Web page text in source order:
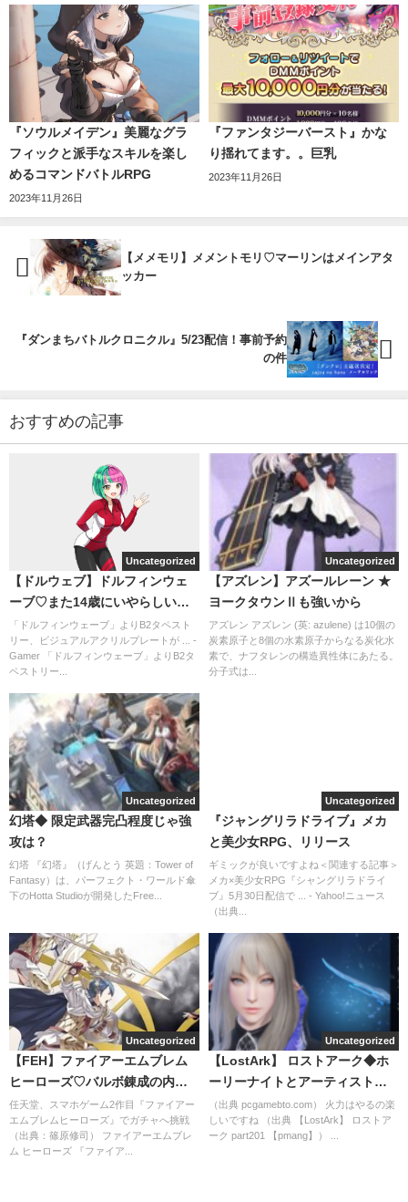
『ソウルメイデン』美麗なグラ
フィックと派手なスキルを楽し
めるコマンドバトルRPG
2023年11月26日
『ファンタジーバースト』かな
り揺れてます。。巨乳
2023年11月26日
【メメモリ】メメントモリ♡マーリンはメインアタ
ッカー
『ダンまちバトルクロニクル』5/23配信！事前予約
の件
おすすめの記事
Uncategorized
【ドルウェブ】ドルフィンウェ
ーブ♡また14歳にいやらしい服
着せるおばさんの姿見られる
「ドルフィンウェーブ」よりB2タペスト
リー、ビジュアルアクリルプレートが ... -
Gamer 「ドルフィンウェーブ」よりB2タ
ペストリー...
Uncategorized
【アズレン】アズールレーン ★
ヨークタウンⅡも強いから
アズレン アズレン (英: azulene) は10個の
炭素原子と8個の水素原子からなる炭化水
素で、ナフタレンの構造異性体にあたる。
分子式は...
Uncategorized
幻塔◆ 限定武器完凸程度じゃ強
攻は？
幻塔 『幻塔』（げんとう 英題：Tower of
Fantasy）は、パーフェクト・ワールド傘
下のHotta Studioが開発したFree...
Uncategorized
『ジャングリラドライブ』メカ
と美少女RPG、リリース
ギミックが良いですよね＜関連する記事＞
メカ×美少女RPG『シャングリラドライ
ブ』5月30日配信で ... - Yahoo!ニュース
（出典...
Uncategorized
【FEH】ファイアーエムブレム
ヒーローズ♡バルボ錬成の内容
によって個体変えるつもり
任天堂、スマホゲーム2作目『ファイアー
エムブレムヒーローズ』でガチャへ挑戦
（出典：篠原修司） ファイアーエムブレ
ム ヒーローズ 『ファイア...
Uncategorized
【LostArk】 ロストアーク◆ホ
ーリーナイトとアーティストバ
ード
（出典 pcgamebto.com） 火力はやるの楽
しいですね （出典 【LostArk】 ロストア
ーク part201 【pmang】） ...